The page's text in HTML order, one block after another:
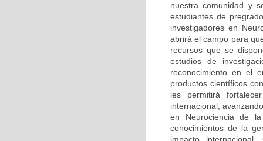
nuestra comunidad y
estudiantes de
investigadores en
abrirá el campo para
recursos que se
estudios de
reconocimiento en el
productos científicos
les permitirá
internacional,
en Neurociencia de
conocimientos de la